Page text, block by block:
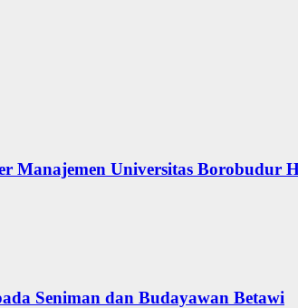
Manajemen Universitas Borobudur
Seniman dan Budayawan Betawi